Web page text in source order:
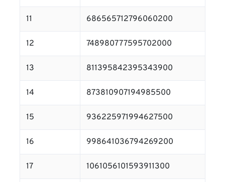
11 686565712796060200
12 748980777595702000
13 811395842395343900
14 873810907194985500
15 936225971994627500
16 998641036794269200
17 1061056101593911300